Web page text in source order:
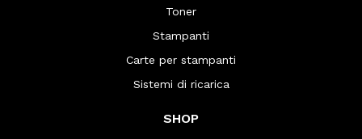
Toner
Stampanti
Carte per stampanti
Sistemi di ricarica
SHOP